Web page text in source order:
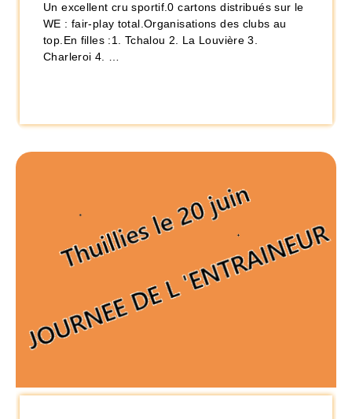
Un excellent cru sportif.0 cartons distribués sur le
WE : fair-play total.Organisations des clubs au
top.En filles :1. Tchalou 2. La Louvière 3.
Charleroi 4. …